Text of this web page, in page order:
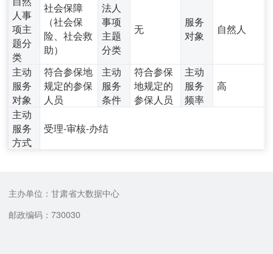
人事
项主
题分
类
社会保障
（社会保
险、社会救
助）
法人
事项
主题
分类
无
服务
对象
自然人
主动
服务
对象
符合参保地
规定的参保
人员
主动
服务
条件
符合参保
地规定的
参保人员
主动
服务
频率
高
主动
服务
方式
受理-审核-办结
主办单位：甘肃省大数据中心
邮政编码：730030